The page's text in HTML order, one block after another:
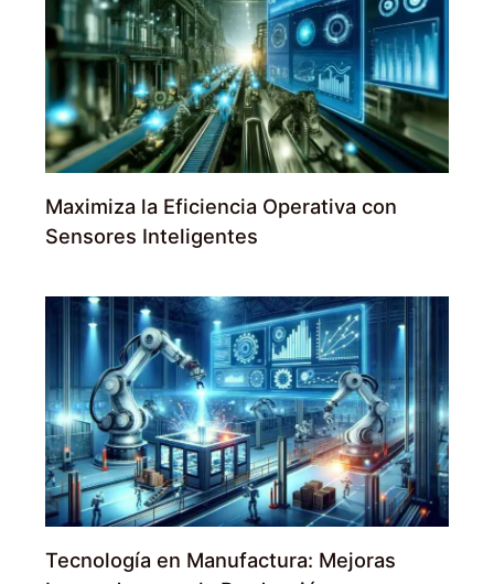
Maximiza la Eficiencia Operativa con
Sensores Inteligentes
Tecnología en Manufactura: Mejoras